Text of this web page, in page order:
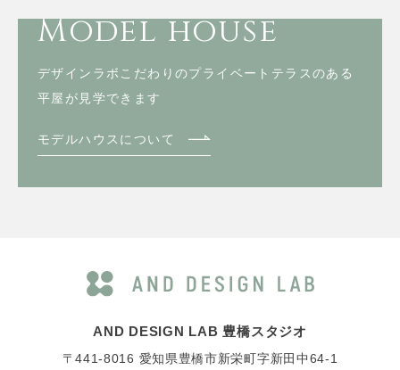
Model house
デザインラボこだわりのプライベートテラスのある
平屋が見学できます
モデルハウスについて
AND DESIGN LAB 豊橋スタジオ
〒441-8016 愛知県豊橋市新栄町字新田中64-1